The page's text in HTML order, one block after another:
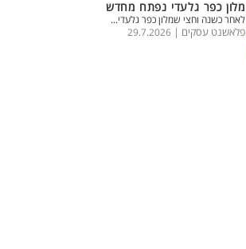
מלון כפר גלעדי נפתח מחדש
לאחר כשנה וחצי שמלון כפר גלעדי...
פלאשנט עסקים | 29.7.2026